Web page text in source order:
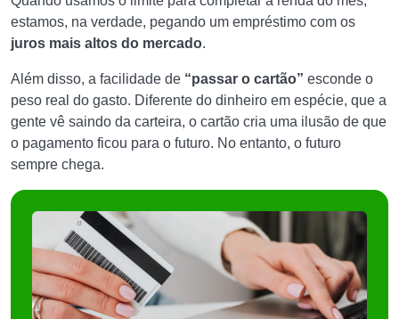
estamos, na verdade, pegando um empréstimo com os
juros mais altos do mercado.
Além disso, a facilidade de “passar o cartão” esconde o
peso real do gasto. Diferente do dinheiro em espécie, que a
gente vê saindo da carteira, o cartão cria uma ilusão de que
o pagamento ficou para o futuro. No entanto, o futuro
sempre chega.